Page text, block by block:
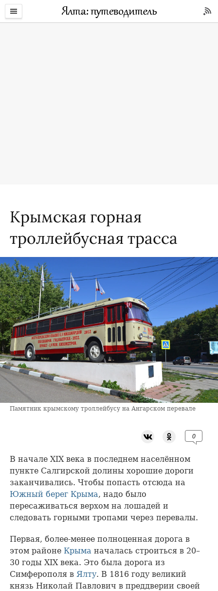
Крымская горная
троллейбусная трасса
Памятник крымскому троллейбусу на Ангарском перевале
0
В начале XIX века в последнем населённом
пункте Салгирской долины хорошие дороги
заканчивались. Чтобы попасть отсюда на
Южный берег Крыма , надо было
пересаживаться верхом на лошадей и
следовать горными тропами через перевалы.
Первая, более-менее полноценная дорога в
этом районе Крыма началась строиться в 20–
30 годы XIX века. Это была дорога из
Симферополя в Ялту. В 1816 году великий
князь Николай Павлович в преддверии своей